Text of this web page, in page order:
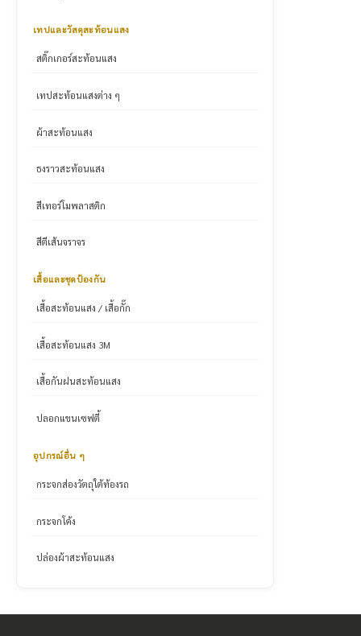
เทปและวัสดุสะท้อนแสง
สติ๊กเกอร์สะท้อนแสง
เทปสะท้อนแสงต่าง ๆ
ผ้าสะท้อนแสง
ธงราวสะท้อนแสง
สีเทอร์โมพลาสติก
สีตีเส้นจราจร
เสื้อและชุดป้องกัน
เสื้อสะท้อนแสง / เสื้อกั๊ก
เสื้อสะท้อนแสง 3M
เสื้อกันฝนสะท้อนแสง
ปลอกแขนเซฟตี้
อุปกรณ์อื่น ๆ
กระจกส่องวัตถุใต้ท้องรถ
กระจกโค้ง
ปล่องผ้าสะท้อนแสง